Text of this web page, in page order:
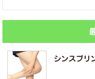
シンスプリ